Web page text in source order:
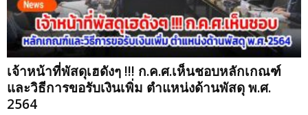
เจ้าหน้าที่พัสดุเฮดังๆ !!! ก.ค.ศ.เห็นชอบหลักเกณฑ์
และวิธีการขอรับเงินเพิ่ม ตำแหน่งด้านพัสดุ พ.ศ.
2564